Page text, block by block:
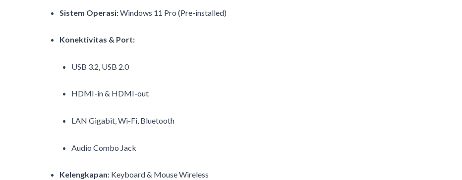
Sistem Operasi:Windows 11 Pro (Pre-installed)
Konektivitas & Port:
USB 3.2, USB 2.0
HDMI-in & HDMI-out
LAN Gigabit, Wi-Fi, Bluetooth
Audio Combo Jack
Kelengkapan: Keyboard & Mouse Wireless